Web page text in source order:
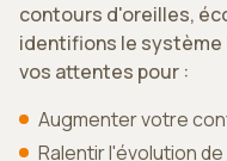
contours d'oreilles,
identifions le système
vos attentes pour :
Augmenter votre
Ralentir l'évolution